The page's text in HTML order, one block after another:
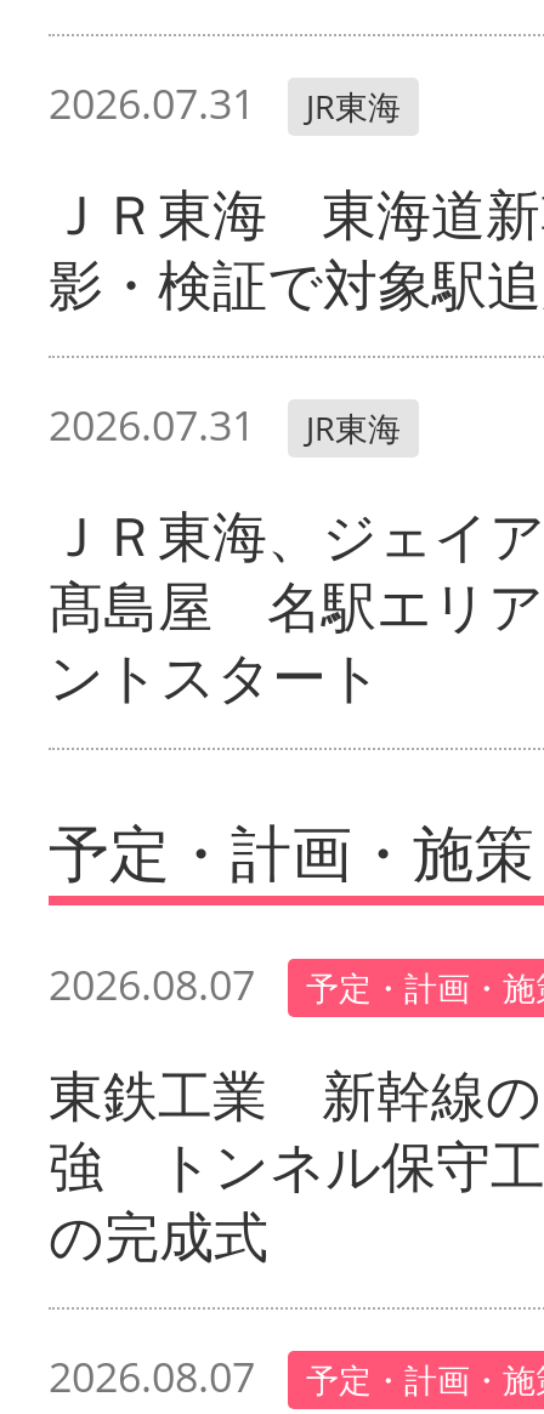
2026.07.31 JR東海
ＪＲ東海 東海道
影・検証で対象駅
2026.07.31 JR東海
ＪＲ東海、ジェイ
髙島屋 名駅エリ
ントスタート
予定・計画・施策
2026.08.07 予定・計画・
東鉄工業 新幹線
強 トンネル保守
の完成式
2026.08.07 予定・計画・